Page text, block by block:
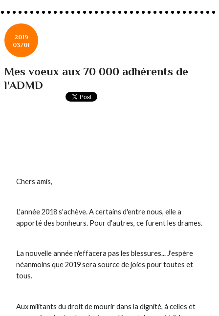
2019
03/01
Mes voeux aux 70 000 adhérents de
l'ADMD
Chers amis,
L'année 2018 s'achève. A certains d'entre nous, elle a
apporté des bonheurs. Pour d'autres, ce furent les drames.
La nouvelle année n'effacera pas les blessures... J'espère
néanmoins que 2019 sera source de joies pour toutes et
tous.
Aux militants du droit de mourir dans la dignité, à celles et